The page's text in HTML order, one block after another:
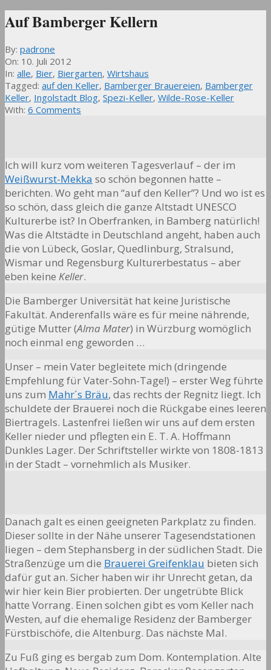
Auf Bamberger Kellern
By: padrone
On: 10. Juli 2012
In: alle, Bier, Biergarten, Wirtshaus
Tagged: auf den Keller, Bamberger Brauereien, Bamberger
Keller, Ingolstadt Blog, Spezi-Keller, Wilde-Rose-Keller
With: 6 Comments
Ich will kurz vom weiteren Tagesverlauf – der im
Weißwurst-Mekka so schön begonnen hatte –
berichten. Wo geht man “auf den Keller”? Und wo ist es
so schön, dass gleich die ganze Altstadt UNESCO
Kulturerbe ist? In Oberfranken, in Bamberg natürlich!
Was die Altstädte in Deutschland angeht, haben auch
die von Lübeck, Goslar, Quedlinburg, Stralsund,
Wismar und Regensburg Kulturerbestatus – aber
eben keine Keller.
Die Bamberger Universität hat keine Juristische
Fakultät. Anderenfalls wäre es für meine nährende,
gütige Mutter (Alma Mater) in Würzburg womöglich
noch einmal eng geworden …
Unser – mein Vater begleitete mich (dringende
Empfehlung für Vater-Sohn-Tage!) – erster Weg führte
uns zum Mahr´s Bräu, das rechts der Regnitz liegt. Ich
schuldete der Brauerei noch die Rückgabe eines leeren
Biertragels. Lastenfrei ließen wir uns auf dem ersten
Keller nieder und pflegten ein E. T. A. Hoffmann
Dunkles Lager. Der Schriftsteller wirkte von 1808-1813
in der Stadt – vornehmlich als Musiker.
Danach galt es einen geeigneten Parkplatz zu finden.
Dieser sollte in der Nähe unserer Tagesendstationen
liegen – dem Stephansberg in der südlichen Stadt. Die
Straßenzüge um die Brauerei Greifenklau bieten sich
dafür gut an. Sicher haben wir ihr Unrecht getan, da
wir hier kein Bier probierten. Der ungetrübte Blick
hatte Vorrang. Einen solchen gibt es vom Keller nach
Westen, auf die ehemalige Residenz der Bamberger
Fürstbischöfe, die Altenburg. Das nächste Mal.
Zu Fuß ging es bergab zum Dom. Kontemplation. Alte